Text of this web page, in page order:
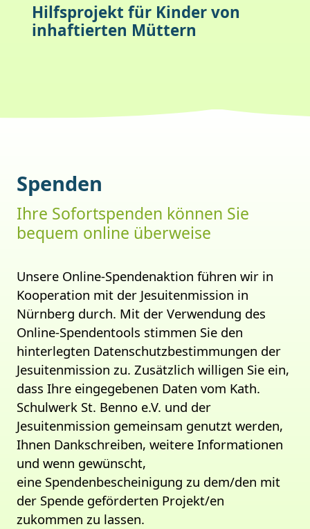
Hilfsprojekt für Kinder von
inhaftierten Müttern
Spenden
Ihre Sofortspenden können Sie
bequem online überweise
Unsere Online-Spendenaktion führen wir in
Kooperation mit der Jesuitenmission in
Nürnberg durch. Mit der Verwendung des
Online-Spendentools stimmen Sie den
hinterlegten Datenschutzbestimmungen der
Jesuitenmission zu. Zusätzlich willigen Sie ein,
dass Ihre eingegebenen Daten vom Kath.
Schulwerk St. Benno e.V. und der
Jesuitenmission gemeinsam genutzt werden,
Ihnen Dankschreiben, weitere Informationen
und wenn gewünscht,
eine Spendenbescheinigung zu dem/den mit
der Spende geförderten Projekt/en
zukommen zu lassen.